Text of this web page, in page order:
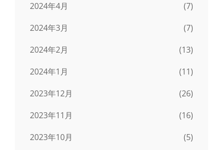
2024年4月
(7)
2024年3月
(7)
2024年2月
(13)
2024年1月
(11)
2023年12月
(26)
2023年11月
(16)
2023年10月
(5)